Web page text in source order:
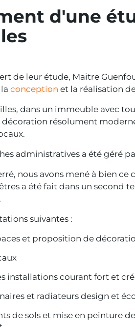
d'une
de leur étude, Maitre
laconception et la réalisation
dans un immeuble avec
résolument
administratives a été géré
nous avons mené à bien ce
a été fait dans un second
suivantes :
et proposition de
installations courant fort et
et radiateurs design et
de sols et mise en peinture